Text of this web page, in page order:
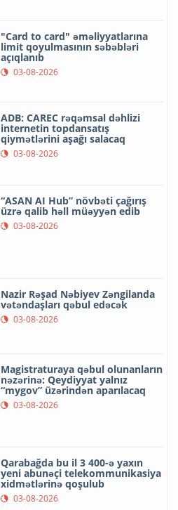
"Card to card" əməliyyatlarına
limit qoyulmasının səbəbləri
açıqlanıb
03-08-2026
ADB: CAREC rəqəmsal dəhlizi
internetin topdansatış
qiymətlərini aşağı salacaq
03-08-2026
“ASAN AI Hub” növbəti çağırış
üzrə qalib həll müəyyən edib
03-08-2026
Nazir Rəşad Nəbiyev Zəngilanda
vətəndaşları qəbul edəcək
03-08-2026
Magistraturaya qəbul olunanların
nəzərinə: Qeydiyyat yalnız
“mygov” üzərindən aparılacaq
03-08-2026
Qarabağda bu il 3 400-ə yaxın
yeni abunəçi telekommunikasiya
xidmətlərinə qoşulub
03-08-2026